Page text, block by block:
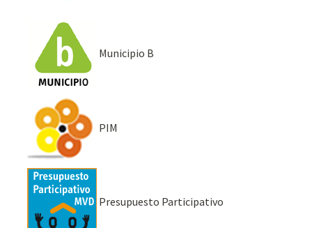
Municipio B
PIM
Presupuesto Participativo